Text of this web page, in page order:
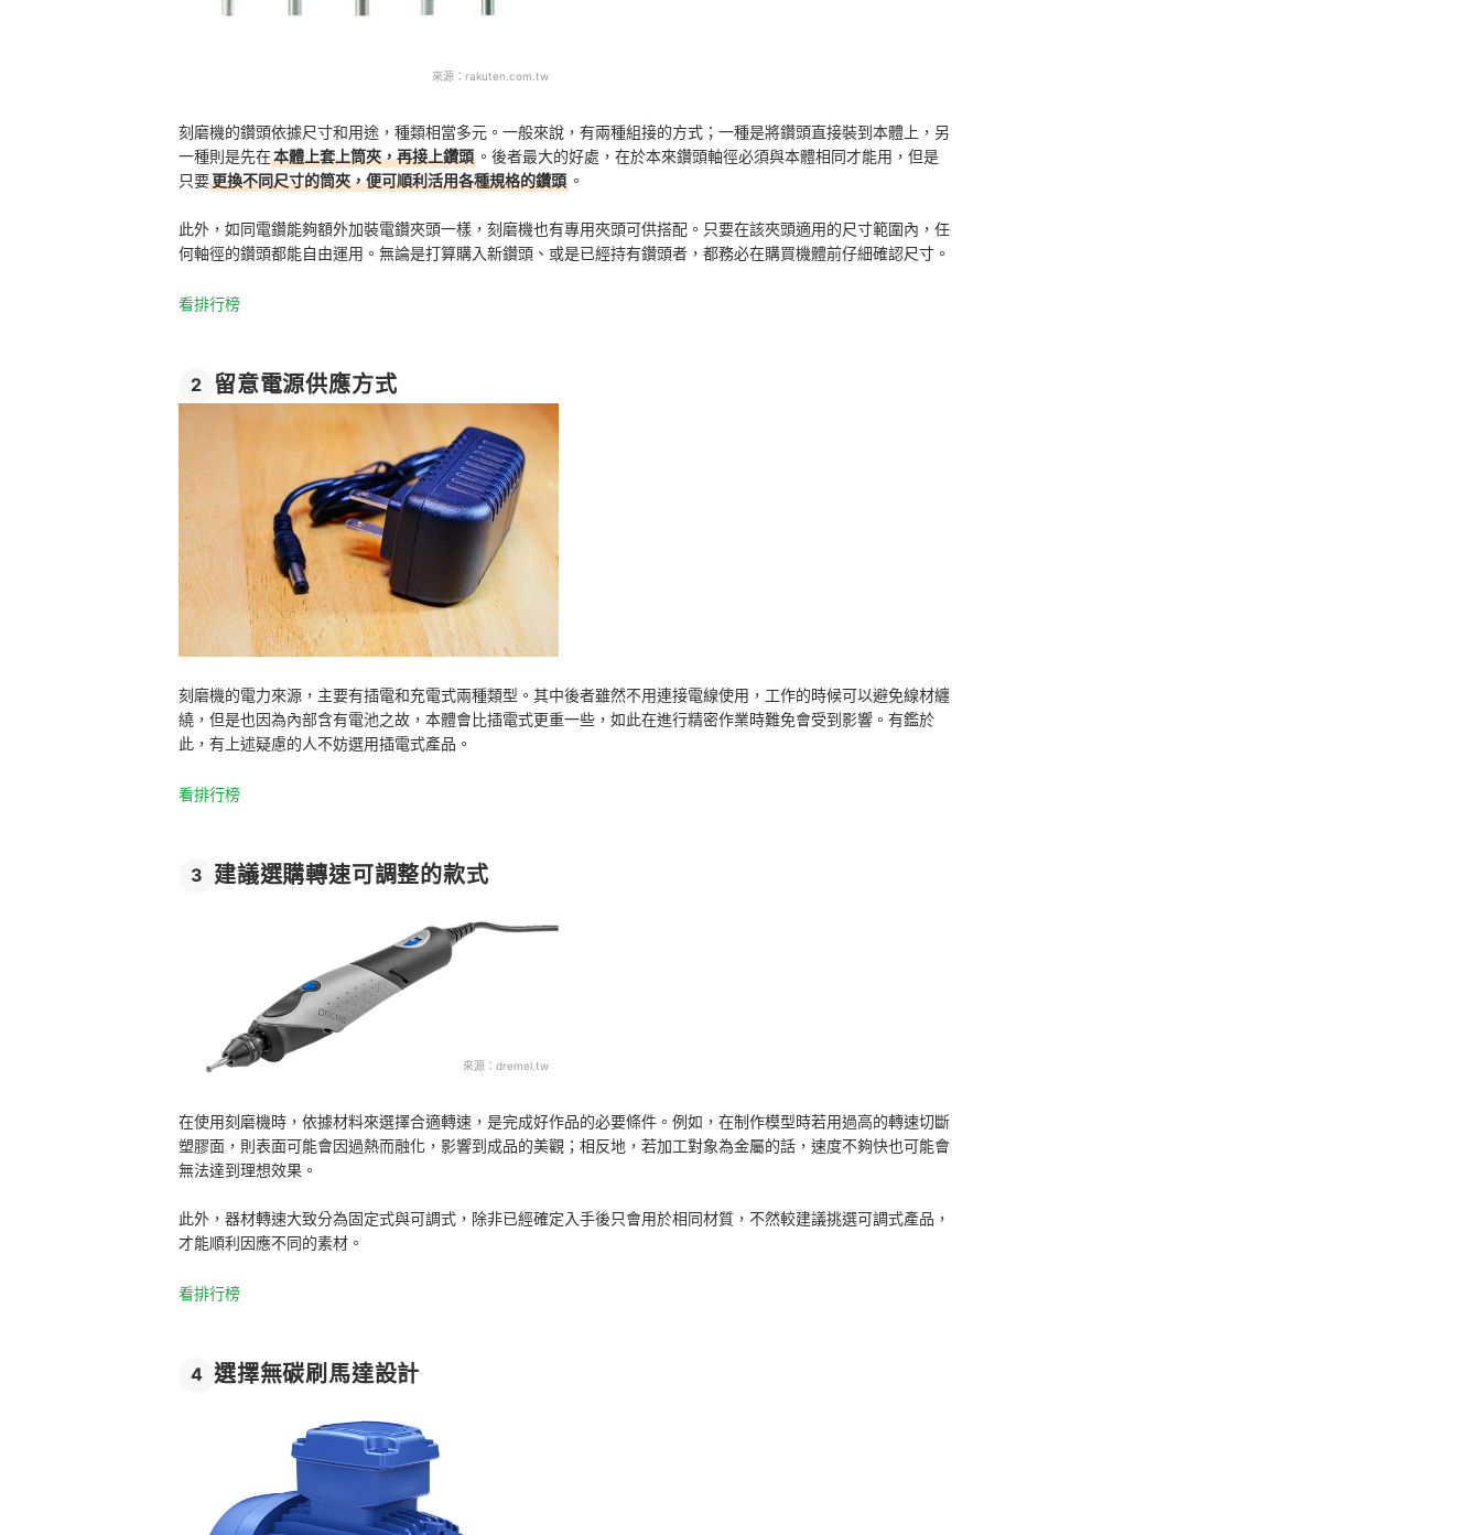
來源： rakuten.com.tw
刻磨機的鑽頭依據尺寸和用途，種類相當多元。一般來說，有兩種組接的方式；一種是將鑽頭直接裝到本體上，另
一種則是先在本體上套上筒夾，再接上鑽頭 。後者最大的好處，在於本來鑽頭軸徑必須與本體相同才能用，但是
只要更換不同尺寸的筒夾，便可順利活用各種規格的鑽頭 。
此外，如同電鑽能夠額外加裝電鑽夾頭一樣，刻磨機也有專用夾頭可供搭配。只要在該夾頭適用的尺寸範圍內，任
何軸徑的鑽頭都能自由運用。無論是打算購入新鑽頭、或是已經持有鑽頭者，都務必在購買機體前仔細確認尺寸。
看排行榜
2 留意電源供應方式
刻磨機的電力來源，主要有插電和充電式兩種類型。其中後者雖然不用連接電線使用，工作的時候可以避免線材纏
繞，但是也因為內部含有電池之故，本體會比插電式更重一些，如此在進行精密作業時難免會受到影響。有鑑於
此，有上述疑慮的人不妨選用插電式產品。
看排行榜
3 建議選購轉速可調整的款式
來源： dremel.tw
在使用刻磨機時，依據材料來選擇合適轉速，是完成好作品的必要條件。例如，在制作模型時若用過高的轉速切斷
塑膠面，則表面可能會因過熱而融化，影響到成品的美觀；相反地，若加工對象為金屬的話，速度不夠快也可能會
無法達到理想效果。
此外，器材轉速大致分為固定式與可調式，除非已經確定入手後只會用於相同材質，不然較建議挑選可調式產品，
才能順利因應不同的素材。
看排行榜
4 選擇無碳刷馬達設計